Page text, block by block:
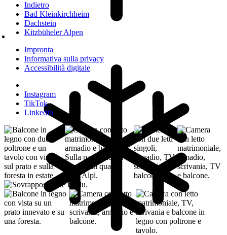
Indietro
Bad Kleinkirchheim
Dachstein
Kitzbüheler Alpen
Impronta
Informativa sulla privacy
Accessibilità digitale
Instagram
TikTok
Linkedin